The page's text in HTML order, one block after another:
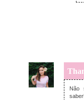
Não